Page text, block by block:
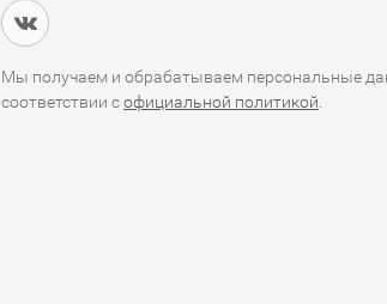
Мы получаем и обрабатываем персональные
соответствии софициальной политикой